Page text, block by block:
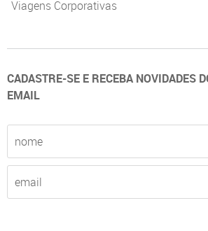
Viagens Corporativas
CADASTRE-SE E RECEBA NOVIDADES
EMAIL